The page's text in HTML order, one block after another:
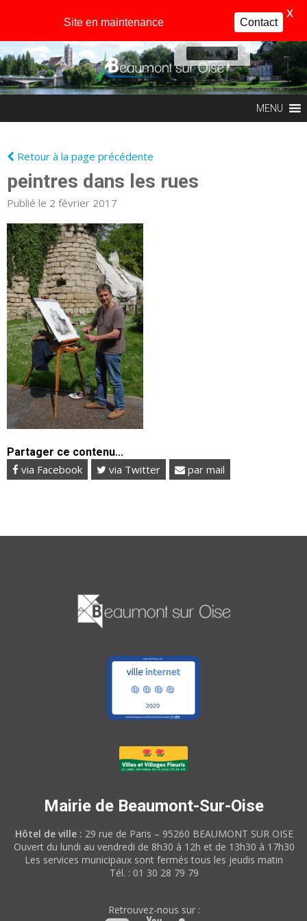
Profil
MENU
Retour à la page précédente
peintres dans les rues
Publié le 2 février 2017
Partager ce contenu...
via Facebook via Twitter par mail
Mairie de Beaumont-Sur-Oise
Hôtel de ville : 29 rue de Paris – 95260 BEAUMONT SUR OISE
Ouvert du lundi au vendredi de 8h30 à 12h et de 13h30 à 17h30
Les services municipaux sont fermés tous les jeudis matin
Tél. : 01 30 28 79 79
Retrouvez-nous sur :
Site en maintenance Contact
X